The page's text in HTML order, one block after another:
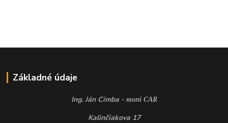
Základné údaje
Ing. Ján Cimba - moni CAR
Kalinčiakova 17